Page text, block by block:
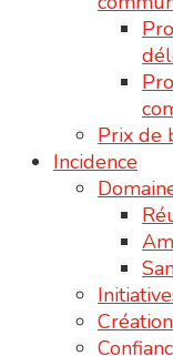
Prix de
Incidence